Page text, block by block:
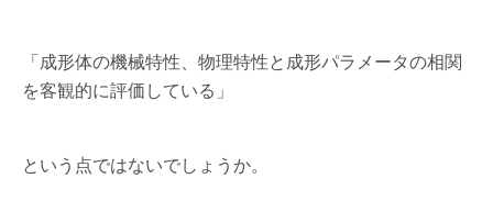
「成形体の機械特性、物理特性と成形パラメータの相関
を客観的に評価している」
という点ではないでしょうか。